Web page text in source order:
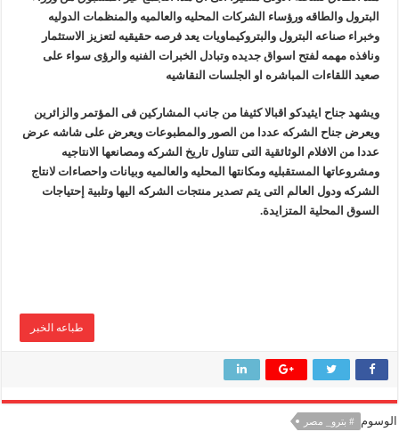
البترول والطاقه ورؤساء الشركات المحليه والعالميه والمنظمات الدوليه
وخبراء صناعه البترول والبتروكيماويات يعد فرصه حقيقيه لتعزيز الاستثمار
ونافذه مهمه لفتح اسواق جديده وتبادل الخبرات الفنيه والرؤى سواء على
صعيد اللقاءات المباشره او الجلسات النقاشيه
ويشهد جناح ايثيدكو اقبالا كثيفا من جانب المشاركين فى المؤتمر والزائرين
ويعرض جناح الشركه عددا من الصور والمطبوعات ويعرض على شاشه عرض
عددا من الافلام الوثائقية التى تتناول تاريخ الشركه ومصانعها الانتاجيه
ومشروعاتها المستقبليه ومكانتها المحليه والعالميه وبيانات واحصاءات لانتاج
الشركه ودول العالم التى يتم تصدير منتجات الشركه اليها وتلبية إحتياجات
السوق المحلية المتزايدة.
طباعه الخبر
الوسوم # بترو_ مصر